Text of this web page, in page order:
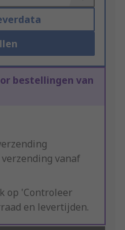
bestellingen van
vanaf
op 'Controleer
en levertijden.